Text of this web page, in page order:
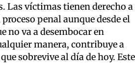
Las víctimas tienen derecho a
penal aunque desde el
no va a desembocar en
manera, contribuye a
sobrevive al día de hoy. Este